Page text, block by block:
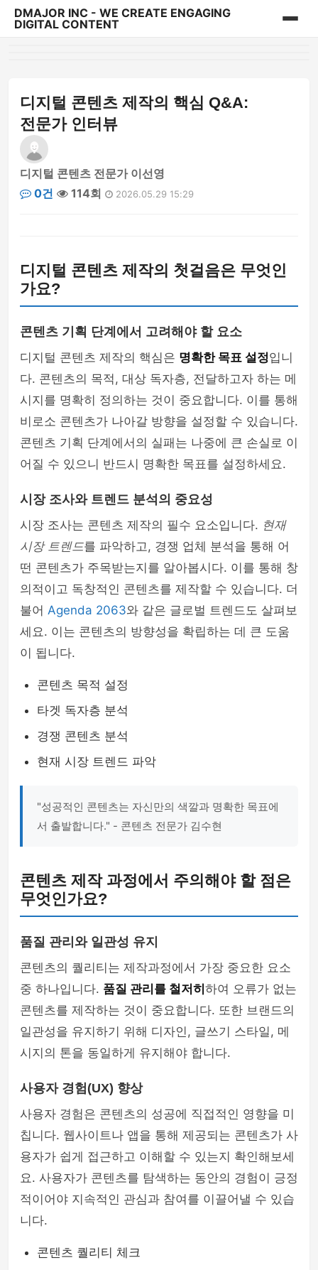
DMAJOR INC - WE CREATE ENGAGING
DIGITAL CONTENT
디지털 콘텐츠 제작의 핵심 Q&A:
전문가 인터뷰
디지털 콘텐츠 전문가 이선영
0건
114회 2026.05.29 15:29
디지털 콘텐츠 제작의 첫걸음은 무엇인
가요?
콘텐츠 기획 단계에서 고려해야 할 요소
디지털 콘텐츠 제작의 핵심은 명확한 목표 설정입니
다. 콘텐츠의 목적, 대상 독자층, 전달하고자 하는 메
시지를 명확히 정의하는 것이 중요합니다. 이를 통해
비로소 콘텐츠가 나아갈 방향을 설정할 수 있습니다.
콘텐츠 기획 단계에서의 실패는 나중에 큰 손실로 이
어질 수 있으니 반드시 명확한 목표를 설정하세요.
시장 조사와 트렌드 분석의 중요성
시장 조사는 콘텐츠 제작의 필수 요소입니다. 현재
시장 트렌드를 파악하고, 경쟁 업체 분석을 통해 어
떤 콘텐츠가 주목받는지를 알아봅시다. 이를 통해 창
의적이고 독창적인 콘텐츠를 제작할 수 있습니다. 더
불어 Agenda 2063와 같은 글로벌 트렌드도 살펴보
세요. 이는 콘텐츠의 방향성을 확립하는 데 큰 도움
이 됩니다.
콘텐츠 목적 설정
타겟 독자층 분석
경쟁 콘텐츠 분석
현재 시장 트렌드 파악
"성공적인 콘텐츠는 자신만의 색깔과 명확한 목표에
서 출발합니다." - 콘텐츠 전문가 김수현
콘텐츠 제작 과정에서 주의해야 할 점은
무엇인가요?
품질 관리와 일관성 유지
콘텐츠의 퀄리티는 제작과정에서 가장 중요한 요소
중 하나입니다. 품질 관리를 철저히 하여 오류가 없는
콘텐츠를 제작하는 것이 중요합니다. 또한 브랜드의
일관성을 유지하기 위해 디자인, 글쓰기 스타일, 메
시지의 톤을 동일하게 유지해야 합니다.
사용자 경험(UX) 향상
사용자 경험은 콘텐츠의 성공에 직접적인 영향을 미
칩니다. 웹사이트나 앱을 통해 제공되는 콘텐츠가 사
용자가 쉽게 접근하고 이해할 수 있는지 확인해보세
요. 사용자가 콘텐츠를 탐색하는 동안의 경험이 긍정
적이어야 지속적인 관심과 참여를 이끌어낼 수 있습
니다.
콘텐츠 퀄리티 체크